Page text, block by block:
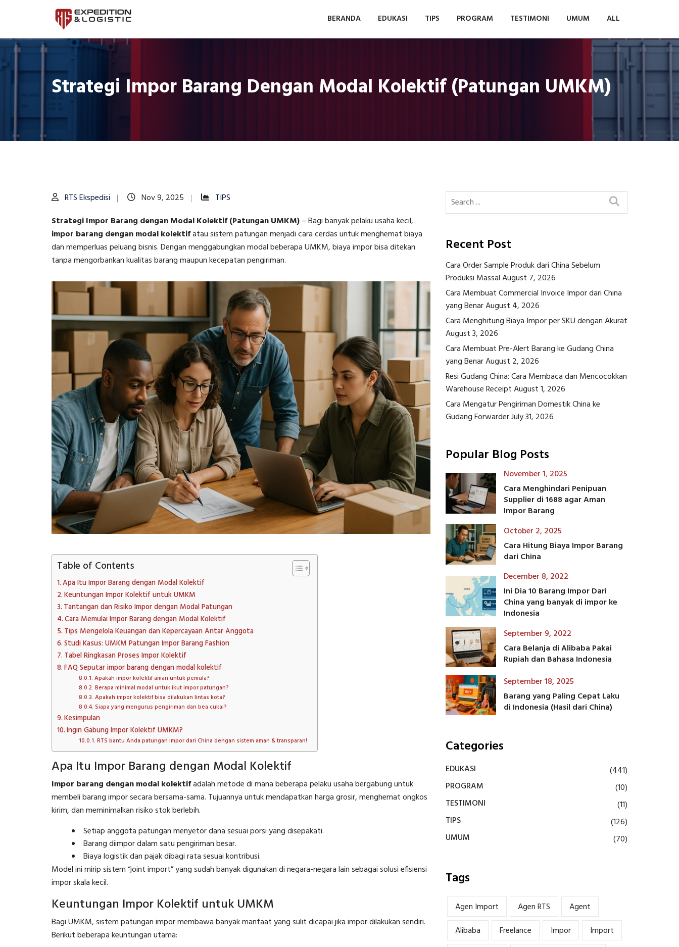
BERANDA EDUKASI TIPS PROGRAM TESTIMONI UMUM ALL
Strategi Impor Barang Dengan Modal Kolektif (Patungan UMKM)
RTS Ekspedisi Nov 9, 2025
TIPS
Strategi Impor Barang dengan Modal Kolektif (Patungan UMKM)–Bagi banyak pelaku usaha kecil,
impor barang dengan modal kolektifatau sistem patungan menjadi cara cerdas untuk menghemat biaya
dan memperluas peluang bisnis. Dengan menggabungkan modal beberapa UMKM, biaya impor bisa ditekan
tanpa mengorbankan kualitas barang maupun kecepatan pengiriman.
Table of Contents
Apa Itu Impor Barang dengan Modal Kolektif
Keuntungan Impor Kolektif untuk UMKM
Tantangan dan Risiko Impor dengan Modal Patungan
Cara Memulai Impor Barang dengan Modal Kolektif
Tips Mengelola Keuangan dan Kepercayaan Antar Anggota
Studi Kasus: UMKM Patungan Impor Barang Fashion
Tabel Ringkasan Proses Impor Kolektif
FAQ Seputar impor barang dengan modal kolektif
Apakah impor kolektif aman untuk pemula?
Berapa minimal modal untuk ikut impor patungan?
Apakah impor kolektif bisa dilakukan lintas kota?
Siapa yang mengurus pengiriman dan bea cukai?
Kesimpulan
Ingin Gabung Impor Kolektif UMKM?
RTS bantu Anda patungan impor dari China dengan sistem aman & transparan!
Apa Itu Impor Barang dengan Modal Kolektif
Impor barang dengan modal kolektifadalah metode di mana beberapa pelaku usaha bergabung untuk
membeli barang impor secara bersama-sama. Tujuannya untuk mendapatkan harga grosir, menghemat ongkos
kirim, dan meminimalkan risiko stok berlebih.
Setiap anggota patungan menyetor dana sesuai porsi yang disepakati.
Barang diimpor dalam satu pengiriman besar.
Biaya logistik dan pajak dibagi rata sesuai kontribusi.
Model ini mirip sistem “joint import” yang sudah banyak digunakan di negara-negara lain sebagai solusi efisiensi
impor skala kecil.
Keuntungan Impor Kolektif untuk UMKM
Bagi UMKM, sistem patungan impor membawa banyak manfaat yang sulit dicapai jika impor dilakukan sendiri.
Berikut beberapa keuntungan utama:
Recent Post
Cara Order Sample Produk dari China Sebelum
Produksi MassalAugust 7, 2026
Cara Membuat Commercial Invoice Impor dari China
yang BenarAugust 4, 2026
Cara Menghitung Biaya Impor per SKU dengan Akurat
August 3, 2026
Cara Membuat Pre-Alert Barang ke Gudang China
yang BenarAugust 2, 2026
Resi Gudang China: Cara Membaca dan Mencocokkan
Warehouse ReceiptAugust 1, 2026
Cara Mengatur Pengiriman Domestik China ke
Gudang ForwarderJuly 31, 2026
Popular Blog Posts
November 1, 2025
Cara Menghindari Penipuan
Supplier di 1688 agar Aman
Impor Barang
October 2, 2025
Cara Hitung Biaya Impor Barang
dari China
December 8, 2022
Ini Dia 10 Barang Impor Dari
China yang banyak di impor ke
Indonesia
September 9, 2022
Cara Belanja di Alibaba Pakai
Rupiah dan Bahasa Indonesia
September 18, 2025
Barang yang Paling Cepat Laku
di Indonesia (Hasil dari China)
Categories
EDUKASI
(441)
PROGRAM
(10)
TESTIMONI
(11)
TIPS
(126)
UMUM
(70)
Tags
Agen Import Agen RTS
Agent
Alibaba
Freelance Impor
Import